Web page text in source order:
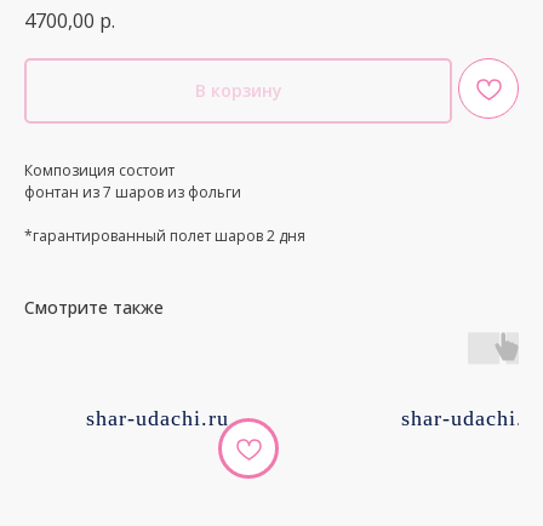
4700,00 р.
В корзину
Композиция состоит
фонтан из 7 шаров из фольги
*гарантированный полет шаров 2 дня
Смотрите также
shar-udachi.ru shar-udachi.ru